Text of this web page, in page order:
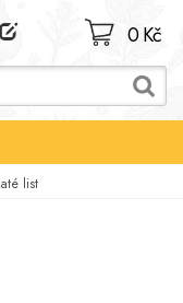
0 Kč
list